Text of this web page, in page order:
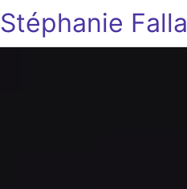
Stéphanie Falla